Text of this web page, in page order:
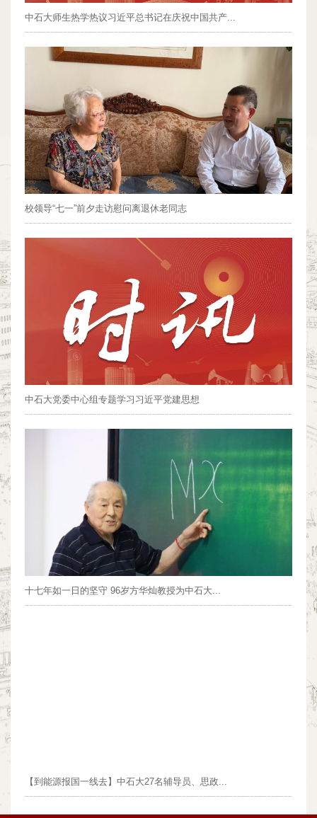
中石大师生热学热议习近平总书记在庆祝中国共产...
校领导“七一”前夕走访慰问离退休老同志
中石大党委中心组专题学习习近平党建思想
十七年如一日的坚守 96岁方华灿教授为中石大...
【到能源报国一线去】中石大27名辅导员、思政...